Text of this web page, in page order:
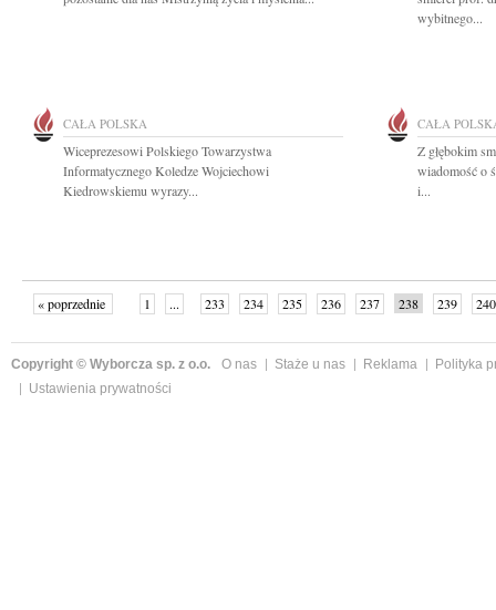
wybitnego...
CAŁA POLSKA
Wiceprezesowi Polskiego Towarzystwa
Informatycznego Koledze Wojciechowi
Kiedrowskiemu wyrazy...
CAŁA
Z głębokim
wiadomość o
i...
« poprzednie 1 ... 233 234 235 236 237 238 239
240
Copyright © Wyborcza sp. z o.o. O nas Staże u nas Reklama
Polityka
Ustawienia prywatności